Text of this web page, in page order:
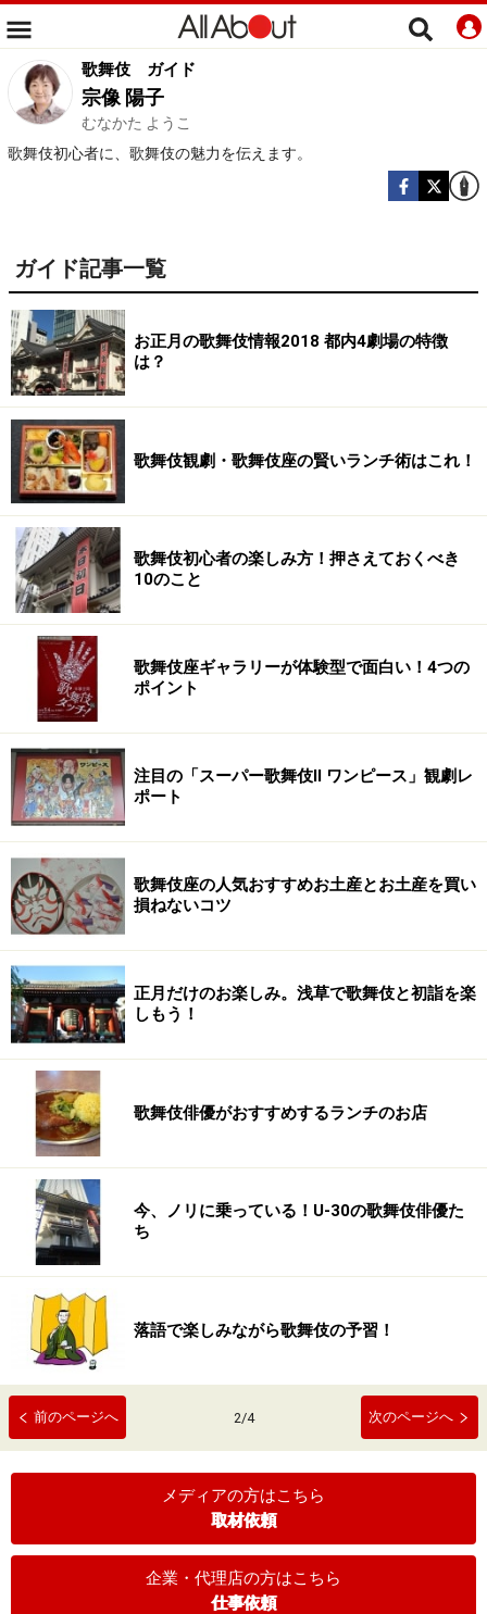
歌舞伎 ガイド
宗像 陽子
むなかた ようこ
歌舞伎初心者に、歌舞伎の魅力を伝えます。
ガイド記事一覧
お正月の歌舞伎情報2018 都内4劇場の特徴
は？
歌舞伎観劇・歌舞伎座の賢いランチ術はこれ！
歌舞伎初心者の楽しみ方！押さえておくべき
10のこと
歌舞伎座ギャラリーが体験型で面白い！4つの
ポイント
注目の「スーパー歌舞伎II ワンピース」観劇レ
ポート
歌舞伎座の人気おすすめお土産とお土産を買い
損ねないコツ
正月だけのお楽しみ。浅草で歌舞伎と初詣を楽
しもう！
歌舞伎俳優がおすすめするランチのお店
今、ノリに乗っている！U-30の歌舞伎俳優た
ち
落語で楽しみながら歌舞伎の予習！
前のページへ 2/4 次のページへ
メディアの方はこちら
取材依頼
企業・代理店の方はこちら
仕事依頼